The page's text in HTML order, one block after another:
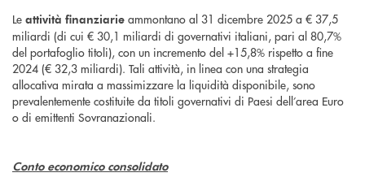
Le attività finanziarie ammontano al 31 dicembre 2025 a € 37,5
miliardi (di cui € 30,1 miliardi di governativi italiani, pari al 80,7%
del portafoglio titoli), con un incremento del +15,8% rispetto a fine
2024 (€ 32,3 miliardi). Tali attività, in linea con una strategia
allocativa mirata a massimizzare la liquidità disponibile, sono
prevalentemente costituite da titoli governativi di Paesi dell’area Euro
o di emittenti Sovranazionali.
Conto economico consolidato